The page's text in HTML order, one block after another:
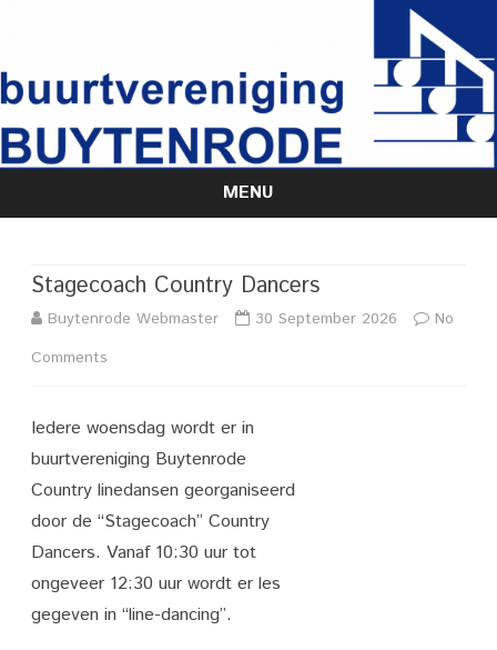
MENU
Skip
Stagecoach Country Dancers
Buytenrode Webmaster 30 September 2026
No
Comments
Country
Dancers
Iedere woensdag wordt er in
buurtvereniging Buytenrode
Country linedansen georganiseerd
door de “Stagecoach” Country
Dancers. Vanaf 10:30 uur tot
ongeveer 12:30 uur wordt er les
gegeven in “line-dancing”.